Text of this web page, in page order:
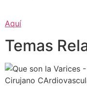
Aquí
Temas